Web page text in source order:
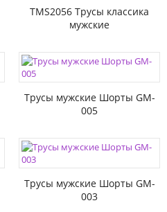
TMS2056 Трусы классика
мужские
Трусы мужские Шорты GM-
005
Трусы мужские Шорты GM-
003